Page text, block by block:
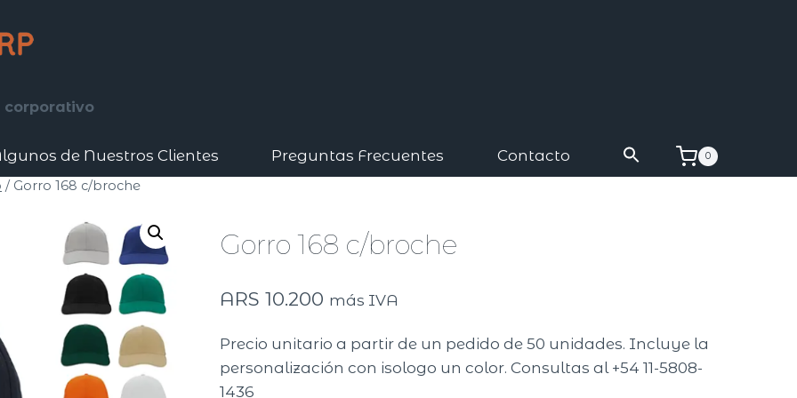
corporativo
de Nuestros Clientes Preguntas Frecuentes Contacto 0
/ Gorro 168 c/broche
Gorro 168 c/broche
ARS 10.200 más IVA
Precio unitario a partir de un pedido de 50 unidades. Incluye la
personalización con isologo un color. Consultas al +54 11-5808-
1436